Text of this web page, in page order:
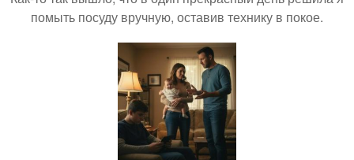
помыть посуду вручную, оставив технику в покое.